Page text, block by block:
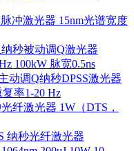
冲激光器 15nm光谱宽度
秒被动调Q激光器
100kW 脉宽0.5ns
动调Q纳秒DPSS激光器
复率1-20 Hz
纤激光器 1W（DTS，
纳秒光纤激光器